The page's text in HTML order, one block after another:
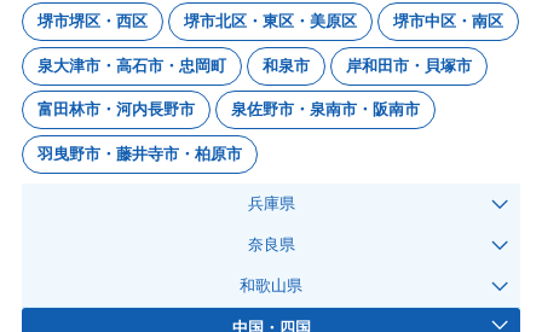
堺市堺区・西区 堺市北区・東区・美原区 堺市中区・南区
泉大津市・高石市・忠岡町 和泉市 岸和田市・貝塚市
富田林市・河内長野市 泉佐野市・泉南市・阪南市
羽曳野市・藤井寺市・柏原市
兵庫県
奈良県
和歌山県
中国・四国